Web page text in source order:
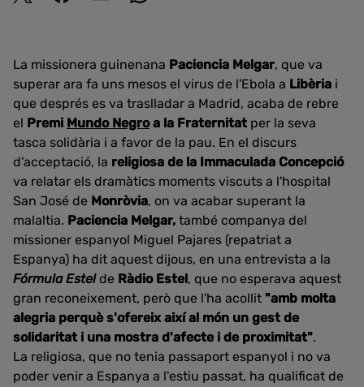
La missionera guinenana Paciencia Melgar, que va
superar ara fa uns mesos el virus de l'Ebola a Libèria i
que després es va traslladar a Madrid, acaba de rebre
el Premi Mundo Negroa la Fraternitat per la seva
tasca solidària i a favor de la pau. En el discurs
d'acceptació, la religiosa de la Immaculada Concepció
va relatar els dramàtics moments viscuts a l'hospital
San José de Monròvia, on va acabar superant la
malaltia. Paciencia Melgar, també companya del
missioner espanyol Miguel Pajares (repatriat a
Espanya) ha dit aquest dijous, en una entrevista a la
Fórmula Estelde Ràdio Estel, que no esperava aquest
gran reconeixement, però que l'ha acollit "amb molta
alegria perquè s'ofereix així al món un gest de
solidaritat i una mostra d'afecte i de proximitat".
La religiosa, que no tenia passaport espanyol i no va
poder venir a Espanya a l'estiu passat, ha qualificat de